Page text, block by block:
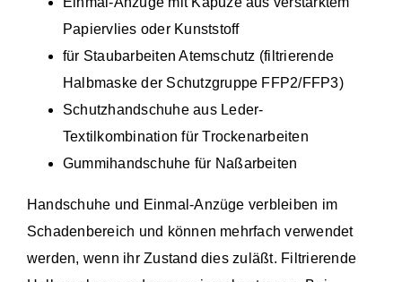
Papiervlies oder Kunststoff
für Staubarbeiten Atemschutz (filtrierende
Halbmaske der Schutzgruppe FFP2/FFP3)
Schutzhandschuhe aus Leder-
Textilkombination für Trockenarbeiten
Gummihandschuhe für Naßarbeiten
Handschuhe und Einmal-Anzüge verbleiben im
Schadenbereich und können mehrfach verwendet
werden, wenn ihr Zustand dies zuläßt. Filtrierende